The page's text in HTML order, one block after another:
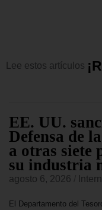
Lee estos artículos ¡R
EE. UU.
Defensa de
a otras siete
su industria
agosto 6, 2026
El Departamento del